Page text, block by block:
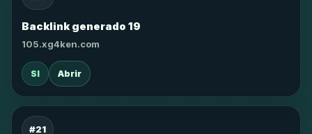
Backlink generado 19
105.xg4ken.com
SI Abrir
#21